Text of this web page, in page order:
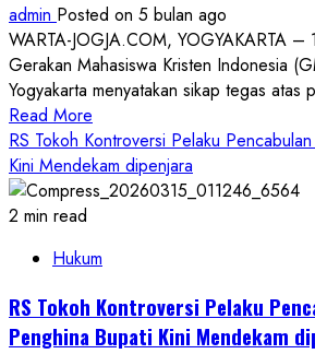
Sah
admin Posted on 5 bulan ago
WARTA-JOGJA.COM, YOGYAKARTA
Gerakan Mahasiswa Kristen Indonesia
Yogyakarta menyatakan sikap tegas atas
Read More
more
about
GMKI
Teror
terhadap
Aktivis
RS Tokoh Kontroversi Pelaku
Kini Mendekam dipenjara
2 min read
Hukum
RS Tokoh Kontroversi Pelaku
Penghina Bupati Kini Mendekam